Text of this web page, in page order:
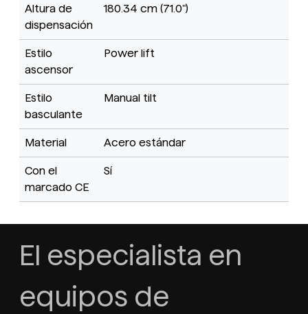
Altura de
dispensación
180.34 cm (71.0")
Estilo
ascensor
Power lift
Estilo
basculante
Manual tilt
Material Acero estándar
Con el
marcado CE
Sí
El especialista en
equipos de